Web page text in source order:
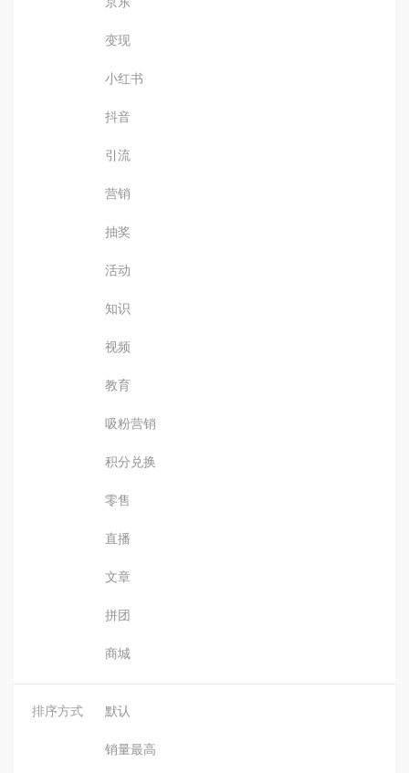
变现
小红书
抖音
引流
营销
抽奖
活动
知识
视频
教育
吸粉营销
积分兑换
零售
直播
文章
拼团
商城
排序方式 默认
销量最高